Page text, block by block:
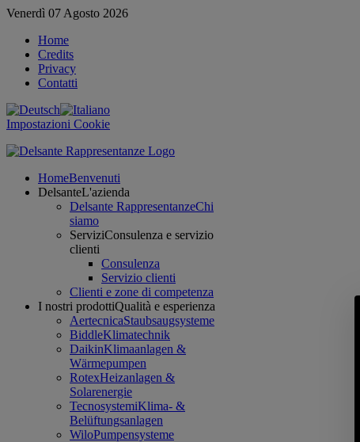
Venerdì 07 Agosto 2026
Home
Credits
Privacy
Contatti
Impostazioni Cookie
HomeBenvenuti
DelsanteL'azienda
Delsante RappresentanzeChi
siamo
ServiziConsulenza e servizio
clienti
Consulenza
Servizio clienti
Clienti e zone di competenza
I nostri prodottiQualità e esperienza
AertecnicaStaubsaugsysteme
BiddleKlimatechnik
DaikinKlimaanlagen &
Wärmepumpen
RotexHeizanlagen &
Solarenergie
TecnosystemiKlima- &
Belüftungsanlagen
WiloPumpensysteme